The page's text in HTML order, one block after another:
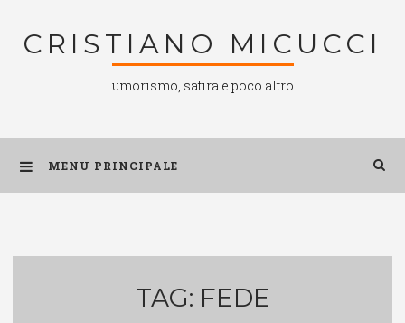
CRISTIANO MICUCCI
umorismo, satira e poco altro
MENU PRINCIPALE
TAG: FEDE